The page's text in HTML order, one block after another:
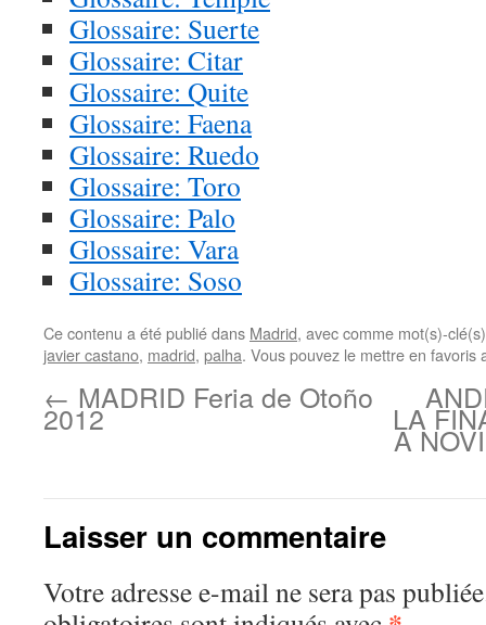
Glossaire: Suerte
Glossaire: Citar
Glossaire: Quite
Glossaire: Faena
Glossaire: Ruedo
Glossaire: Toro
Glossaire: Palo
Glossaire: Vara
Glossaire: Soso
Ce contenu a été publié dans Madrid, avec comme mot(s)-
javier castano, madrid, palha. Vous pouvez le mettre en favoris
← MADRID Feria de Otoño
2012 LA
A
Laisser un commentaire
Votre adresse e-mail ne sera pas